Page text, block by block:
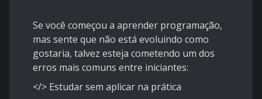
Se você começou a aprender programação,
mas sente que não está evoluindo como
gostaria, talvez esteja cometendo um dos
erros mais comuns entre iniciantes:
</> Estudar sem aplicar na prática